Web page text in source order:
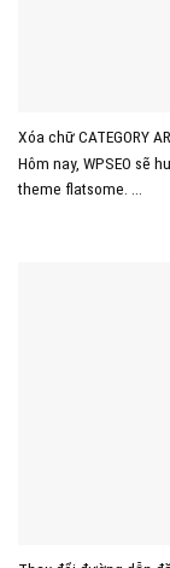
Xóa chữ CATEGORY
Hôm nay, WPSEO sẽ
theme flatsome. ...